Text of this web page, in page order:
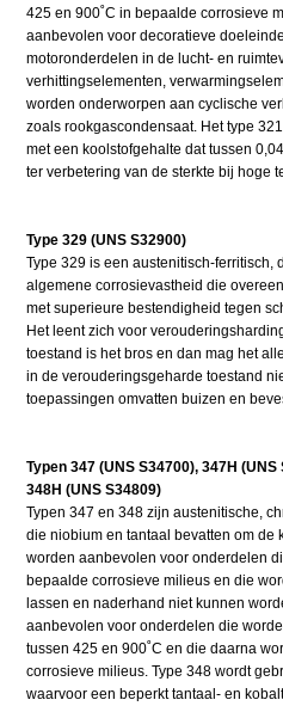
425 en 900˚C in bepaalde corrosieve
aanbevolen voor decoratieve
motoronderdelen in de lucht- en
verhittingselementen,
worden onderworpen aan cyclische
zoals rookgascondensaat. Het type
met een koolstofgehalte dat tussen
ter verbetering van de sterkte bij hoge
Type 329 (UNS S32900)
Type 329 is een austenitisch-ferritisch,
algemene corrosievastheid die
met superieure bestendigheid tegen
Het leent zich voor
toestand is het bros en dan mag het
in de verouderingsgeharde toestand
toepassingen omvatten buizen en
Typen 347 (UNS S34700), 347H
348H (UNS S34809)
Typen 347 en 348 zijn austenitische,
die niobium en tantaal bevatten om de
worden aanbevolen voor onderdelen
bepaalde corrosieve milieus en die
lassen en naderhand niet kunnen
aanbevolen voor onderdelen die
tussen 425 en 900˚C en die daarna
corrosieve milieus. Type 348 wordt
waarvoor een beperkt tantaal- en